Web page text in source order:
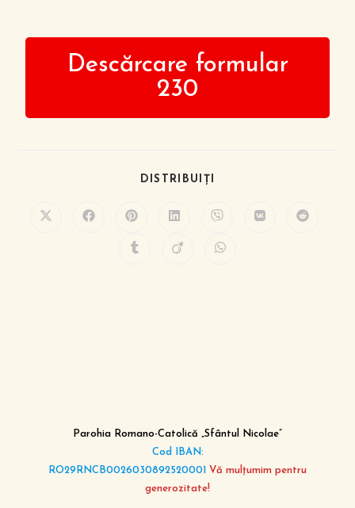
Descărcare formular
230
DISTRIBUIȚI
Parohia Romano-Catolică „Sfântul Nicolae”
Cod IBAN:
RO29RNCB0026030892520001 Vă mulțumim pentru
generozitate!